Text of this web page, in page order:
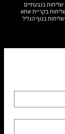
שליחות בגבעתיים
בקריית אתא
שליחות בנוף הגליל